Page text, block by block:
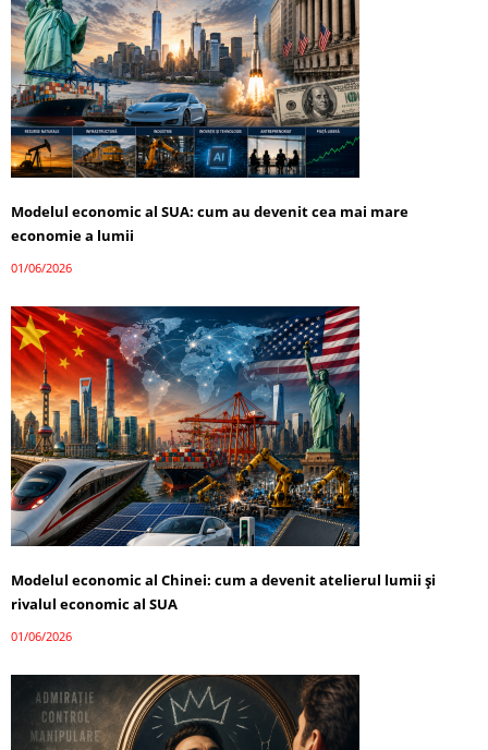
Modelul economic al SUA: cum au devenit cea mai mare
economie a lumii
01/06/2026
Modelul economic al Chinei: cum a devenit atelierul lumii și
rivalul economic al SUA
01/06/2026